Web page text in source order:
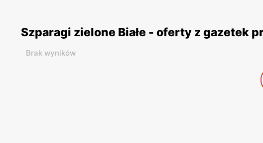
Szparagi zielone Białe - oferty z gazetek
Brak wyników